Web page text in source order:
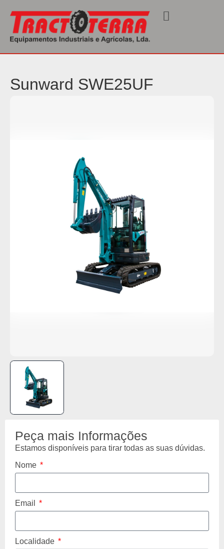
Sunward SWE25UF
Peça mais Informações
Estamos disponíveis para tirar todas as suas dúvidas.
Nome
Email
Localidade